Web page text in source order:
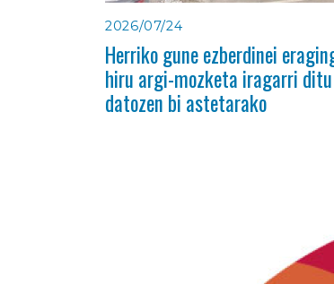
2026/07/24
Herriko gune ezberdinei
hiru argi-mozketa iragarri
datozen bi astetarako